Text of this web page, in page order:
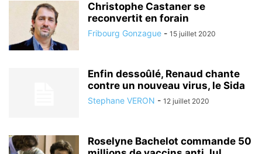
Christophe Castaner se
reconvertit en forain
Fribourg Gonzague - 15 juillet 2020
Enfin dessoûlé, Renaud chante
contre un nouveau virus, le Sida
Stephane VERON - 12 juillet 2020
Roselyne Bachelot commande 50